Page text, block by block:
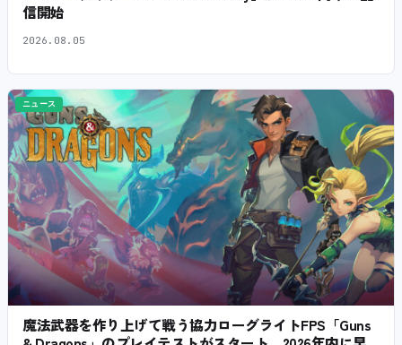
信開始
2026.08.05
ニュース
魔法武器を作り上げて戦う協力ローグライトFPS「Guns